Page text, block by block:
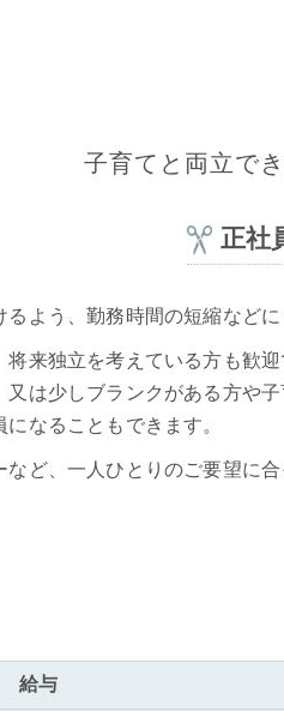
子育てと両立で
正社
よう、勤務時間の短縮など
来独立を考えている方も歓迎
は少しブランクがある方や
なることもできます。
ど、一人ひとりのご要望に
給与